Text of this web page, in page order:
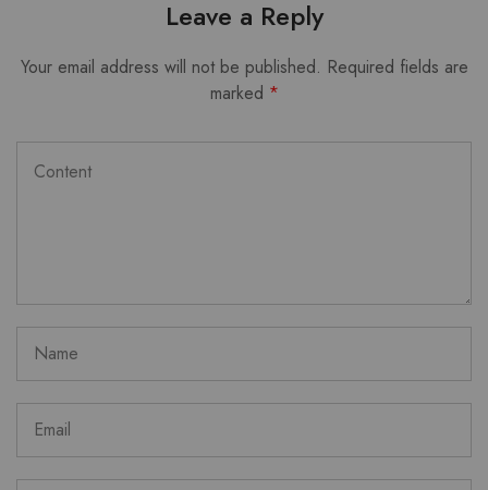
Leave a Reply
Your email address will not be published. Required fields are
marked *